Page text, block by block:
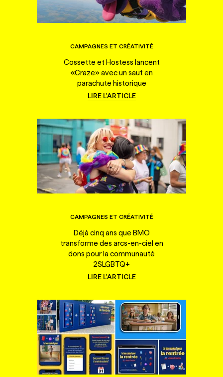
CAMPAGNES ET CRÉATIVITÉ
Cossette et Hostess lancent
«Craze» avec un saut en
parachute historique
LIRE L'ARTICLE
CAMPAGNES ET CRÉATIVITÉ
Déjà cinq ans que BMO
transforme des arcs-en-ciel en
dons pour la communauté
2SLGBTQ+
LIRE L'ARTICLE